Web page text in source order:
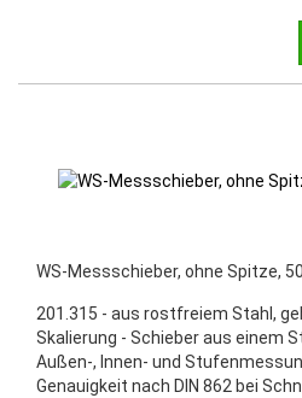
WS-Messschieber, ohne Spitze,
201.315 - aus rostfreiem Stahl,
Skalierung - Schieber aus einem
Außen-, Innen- und
Genauigkeit nach DIN 862 bei